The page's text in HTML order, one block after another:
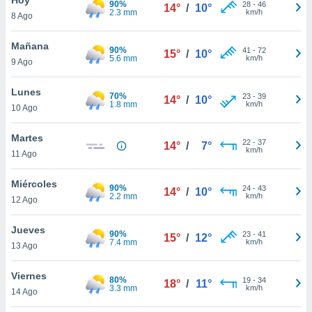
en
más
nuestra
de
cookies
aceptar
8 Ago
90%
2.3 mm
14° / 10° 28- 46
km/h
Mañana
9 Ago
90%
5.6 mm
15° / 10° 41 - 72
km/h
Lunes
10 Ago
70%
1.8 mm
14° / 10° 23- 39
km/h
Martes
11 Ago
14° / 7° 22- 37
km/h
Miércoles
12 Ago
90%
2.2 mm
14° / 10° 24- 43
km/h
Jueves
13 Ago
90%
7.4 mm
15° / 12° 23- 41
km/h
Viernes
14 Ago
80%
3.3 mm
18° / 11° 19- 34
km/h